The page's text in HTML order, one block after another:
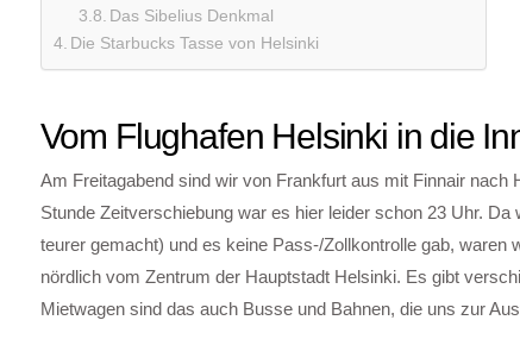
Das Sibelius Denkmal
Die Starbucks Tasse von Helsinki
Vom Flughafen Helsinki in die
Am Freitagabend sind wir von Frankfurt aus mit Finnair
Stunde Zeitverschiebung war es hier leider schon 23 Uhr.
teurer gemacht) und es keine Pass-/Zollkontrolle gab, waren
nördlich vom Zentrum der Hauptstadt Helsinki. Es gibt
Mietwagen sind das auch Busse und Bahnen, die uns zur